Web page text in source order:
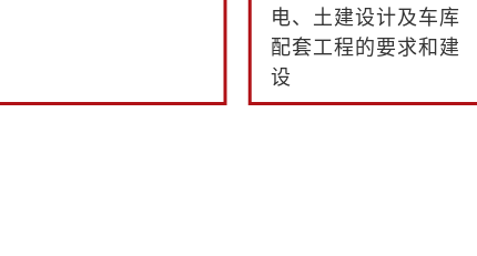
电、土建设计及车库
配套工程的要求和建
设